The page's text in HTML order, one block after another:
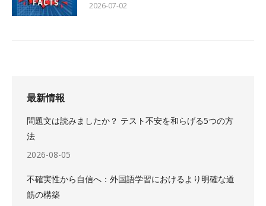
2026-07-02
最新情報
問題文は読みましたか？ テスト不安を和らげる5つの方
法
2026-08-05
不確実性から自信へ：外国語学習におけるより明確な道
筋の構築